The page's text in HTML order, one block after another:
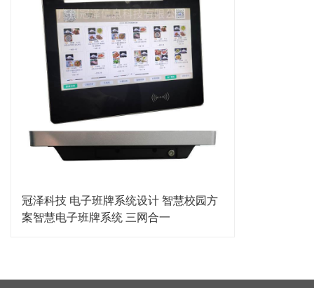
冠泽科技 电子班牌系统设计 智慧校园方
案智慧电子班牌系统 三网合一